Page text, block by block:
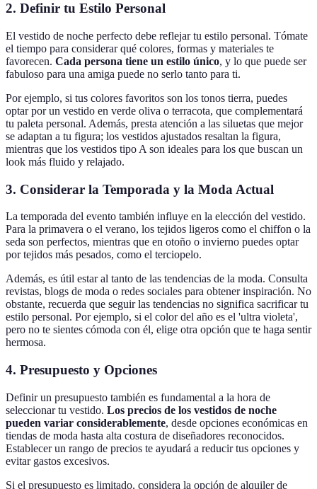
2. Definir tu Estilo Personal
El vestido de noche perfecto debe reflejar tu estilo personal. Tómate
el tiempo para considerar qué colores, formas y materiales te
favorecen. Cada persona tiene un estilo único, y lo que puede ser
fabuloso para una amiga puede no serlo tanto para ti.
Por ejemplo, si tus colores favoritos son los tonos tierra, puedes
optar por un vestido en verde oliva o terracota, que complementará
tu paleta personal. Además, presta atención a las siluetas que mejor
se adaptan a tu figura; los vestidos ajustados resaltan la figura,
mientras que los vestidos tipo A son ideales para los que buscan un
look más fluido y relajado.
3. Considerar la Temporada y la Moda Actual
La temporada del evento también influye en la elección del vestido.
Para la primavera o el verano, los tejidos ligeros como el chiffon o la
seda son perfectos, mientras que en otoño o invierno puedes optar
por tejidos más pesados, como el terciopelo.
Además, es útil estar al tanto de las tendencias de la moda. Consulta
revistas, blogs de moda o redes sociales para obtener inspiración. No
obstante, recuerda que seguir las tendencias no significa sacrificar tu
estilo personal. Por ejemplo, si el color del año es el 'ultra violeta',
pero no te sientes cómoda con él, elige otra opción que te haga sentir
hermosa.
4. Presupuesto y Opciones
Definir un presupuesto también es fundamental a la hora de
seleccionar tu vestido. Los precios de los vestidos de noche
pueden variar considerablemente, desde opciones económicas en
tiendas de moda hasta alta costura de diseñadores reconocidos.
Establecer un rango de precios te ayudará a reducir tus opciones y
evitar gastos excesivos.
Si el presupuesto es limitado, considera la opción de alquiler de